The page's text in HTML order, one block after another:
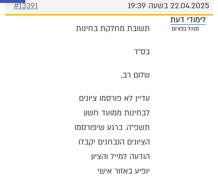
22.04.2025 בשעה 19:39
#13391
לימודי דעת
מנהל בפורום תשובת מחלקת בחינות
בס"ד
שלום רב,
עדיין לא פורסמו ציונים
לבחינות ממועד חשון
תשפ"ה. ברגע שיפורסמו
הציונים הנבחנים יקבלו
הודעה למייל והציון
יופיע באזור אישי